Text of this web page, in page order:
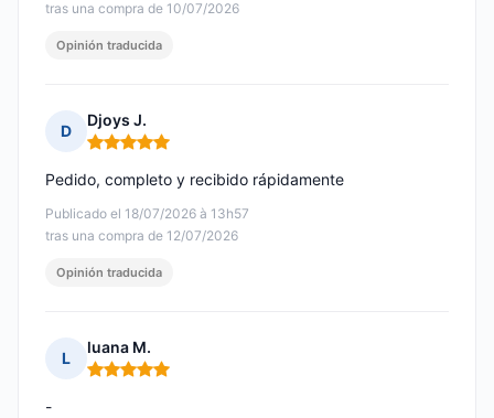
tras una compra de 10/07/2026
Opinión traducida
D
Djoys J.
Nota: 5 de 5
Publicado el 18/07/2026 à 13h57
tras una compra de 12/07/2026
Pedido, completo y recibido rápidamente
Opinión traducida
L
luana M.
Nota: 5 de 5
-